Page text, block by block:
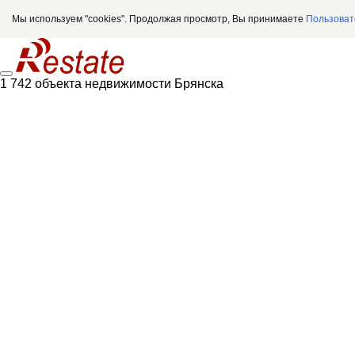
Мы используем "cookies". Продолжая просмотр, Вы принимаете
1 742 объекта недвижимости Брянска